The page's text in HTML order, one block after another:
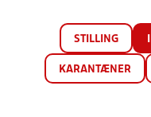
STILLING
KARANTÆNER